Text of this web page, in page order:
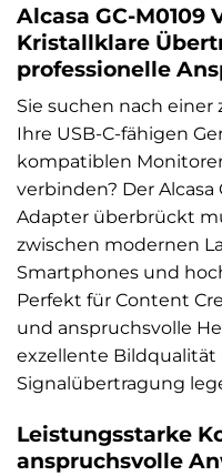
Alcasa GC-
Kristallklare
professionelle
Sie suchen nach einer
Ihre USB-C-fähigen
kompatiblen
verbinden? Der Alcasa
Adapter überbrückt
zwischen modernen
Smartphones und
Perfekt für Content
und anspruchsvolle
exzellente Bildqualität
Signalübertragung
Leistungsstarke
anspruchsvolle